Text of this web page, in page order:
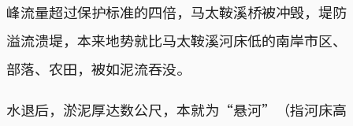
峰流量超过保护标准的四倍，马太鞍溪桥被冲毁，堤防
溢流溃堤，本来地势就比马太鞍溪河床低的南岸市区、
部落、农田，被如泥流吞没。
水退后，淤泥厚达数公尺，本就为“悬河”（指河床高